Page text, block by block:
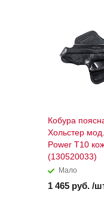
Кобура
Хольстер
Power T10
(130520033)
Мало
1 465 руб. /